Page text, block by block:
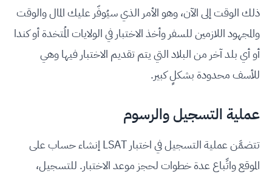
ذلك الوقت إلى الآن، وهو الأمر الذي سيُوفّر عليك المال والوقت
والمجهود اللازمين للسفر وأخذ الاختبار في الولايات المُتخدة أو كندا
أو أي بلد آخر من البلاد التي يتم تقديم الاختبار فيها وهي
للأسف محدودة بشكلٍ كبير.
عملية التسجيل والرسوم
تتضمَّن عملية التسجيل في اختبار LSAT إنشاء حساب على
الموقع واتِّباع عدة خطوات لحجز موعد الاختبار. للتسجيل،